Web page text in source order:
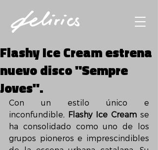
Flashy Ice Cream estrena
nuevo disco "Sempre
Joves".
Con un estilo único e
inconfundible, Flashy Ice Cream se
ha consolidado como uno de los
grupos pioneros e imprescindibles